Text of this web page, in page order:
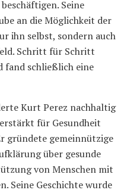
Seine
an die Möglichkeit der
ihn selbst, sondern auch
Schritt für Schritt
fand schließlich eine
Kurt Perez nachhaltig
für Gesundheit
gründete gemeinnützige
über gesunde
von Menschen mit
Seine Geschichte wurde